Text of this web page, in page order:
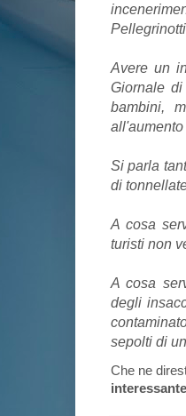
Avere un
Giornale
bambini,
Si parla
di
A cosa
turisti non
A cosa
degli
sepolti di
Che ne